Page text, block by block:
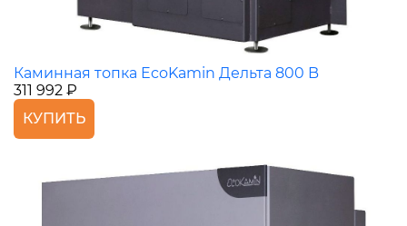
Каминная топка EcoKamin Дельта 800 B
311 992 ₽
КУПИТЬ